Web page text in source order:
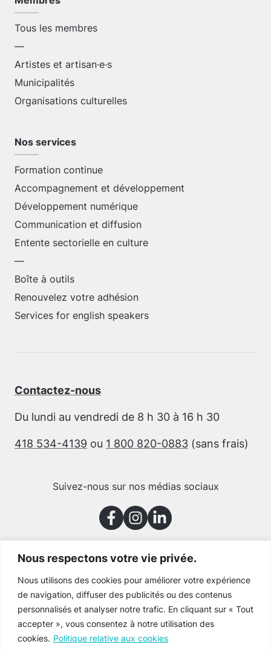
Nous respectons votre vie privée.
Nous utilisons des cookies pour améliorer votre expérience
de navigation, diffuser des publicités ou des contenus
personnalisés et analyser notre trafic. En cliquant sur « Tout
accepter », vous consentez à notre utilisation des
cookies. Politique relative aux cookies
Tous les membres
—
Artistes et artisan·e·s
Municipalités
Organisations culturelles
Nos services
Formation continue
Accompagnement et développement
Développement numérique
Communication et diffusion
Entente sectorielle en culture
—
Boîte à outils
Renouvelez votre adhésion
Services for english speakers
Contactez-nous
Du lundi au vendredi de 8 h 30 à 16 h 30
418 534-4139 ou 1 800 820-0883 (sans frais)
Suivez-nous sur nos médias sociaux
Merci à nos partenaires